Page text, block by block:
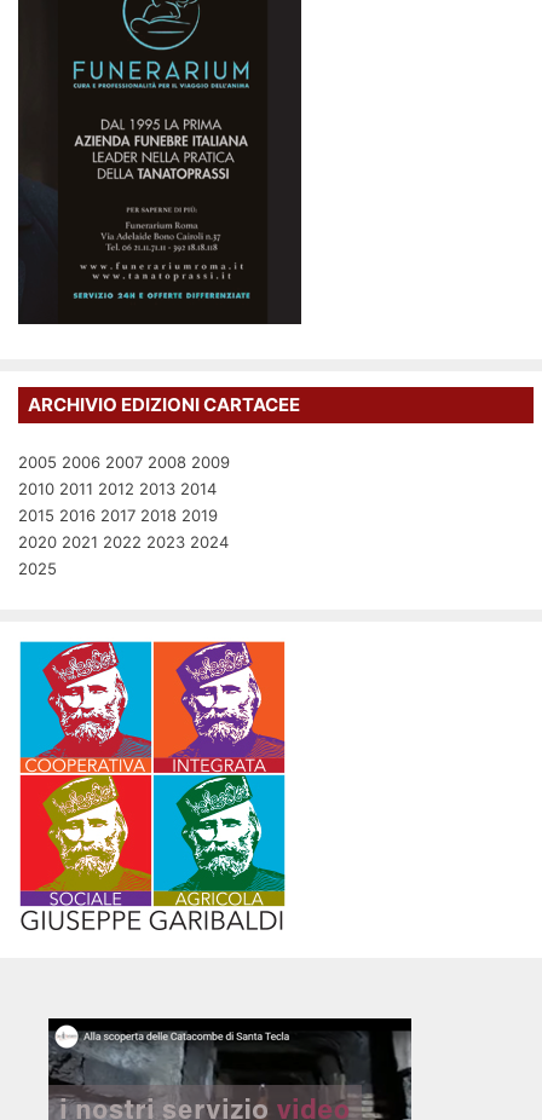
ARCHIVIO EDIZIONI CARTACEE
2005 2006 2007 2008 2009
2010 2011 2012 2013 2014
2015 2016 2017 2018 2019
2020 2021 2022 2023 2024
2025